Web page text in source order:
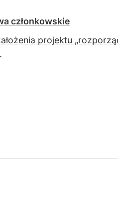
członkowskie
projektu